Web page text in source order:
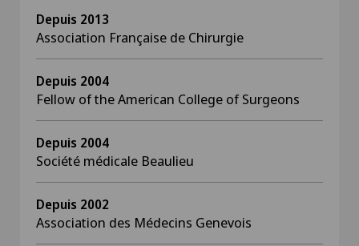
Depuis 2013
Association Française de Chirurgie
Depuis 2004
Fellow of the American College of Surgeons
Depuis 2004
Société médicale Beaulieu
Depuis 2002
Association des Médecins Genevois